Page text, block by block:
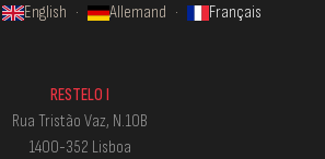
English · Allemand · Français
RESTELO I
Rua Tristão Vaz, N.10B
1400-352 Lisboa